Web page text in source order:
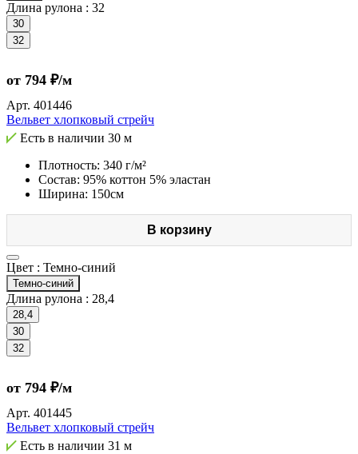
Длина рулона : 32
30
32
от 794 ₽/м
Арт. 401446
Вельвет хлопковый стрейч
Есть в наличии 30 м
Плотность: 340 г/м²
Состав: 95% коттон 5% эластан
Ширина: 150см
В корзину
Цвет : Темно-синий
Темно-синий
Длина рулона : 28,4
28,4
30
32
от 794 ₽/м
Арт. 401445
Вельвет хлопковый стрейч
Есть в наличии 31 м